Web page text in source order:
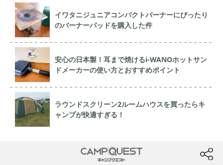
イワタニジュニアコンパクトバーナーにぴったり
のバーナーパッドを購入した件
安心の日本製！耳まで焼けるi-WANOホットサン
ドメーカーの使い方とおすすめポイント
ラウンドスクリーン2ルームハウスを買ったらキ
ャンプが快適すぎる！
btn
CAMP QUEST